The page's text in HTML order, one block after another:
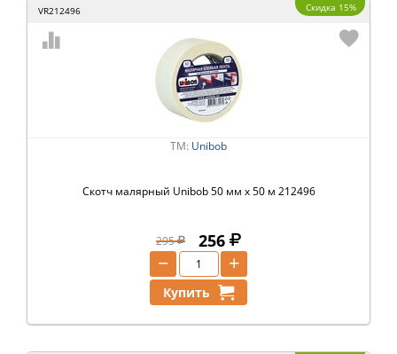
VR212496 Скидка 15%
ТМ: Unibob
Скотч малярный Unibob 50 мм x 50 м 212496
295 256
+
−
Купить